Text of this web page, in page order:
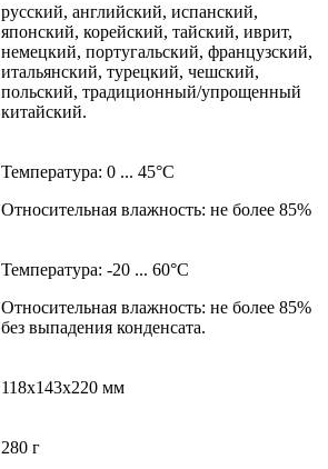
русский, английский, испанский,
японский, корейский, тайский, иврит,
немецкий, португальский, французский,
итальянский, турецкий, чешский,
польский, традиционный/упрощенный
китайский.
Температура: 0 ... 45°С
Относительная влажность: не более 85%
Температура: -20 ... 60°С
Относительная влажность: не более 85%
без выпадения конденсата.
118х143х220 мм
280 г